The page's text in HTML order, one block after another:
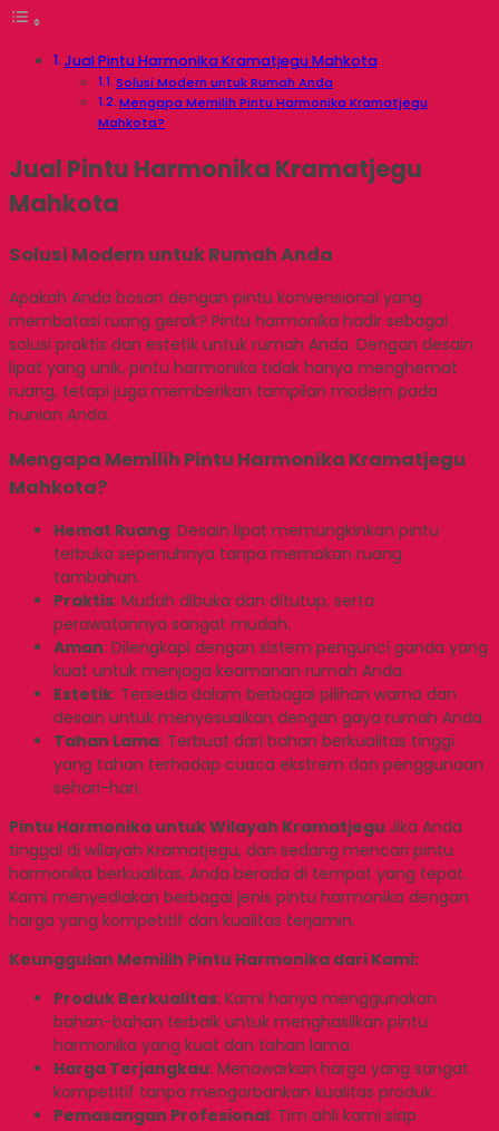
Jual Pintu Harmonika Kramatjegu Mahkota
Solusi Modern untuk Rumah Anda
Mengapa Memilih Pintu Harmonika Kramatjegu
Mahkota?
Jual Pintu Harmonika Kramatjegu
Mahkota
Solusi Modern untuk Rumah Anda
Apakah Anda bosan dengan pintu konvensional yang
membatasi ruang gerak? Pintu harmonika hadir sebagai
solusi praktis dan estetik untuk rumah Anda. Dengan desain
lipat yang unik, pintu harmonika tidak hanya menghemat
ruang, tetapi juga memberikan tampilan modern pada
hunian Anda.
Mengapa Memilih Pintu Harmonika Kramatjegu
Mahkota?
Hemat Ruang: Desain lipat memungkinkan pintu
terbuka sepenuhnya tanpa memakan ruang
tambahan.
Praktis: Mudah dibuka dan ditutup, serta
perawatannya sangat mudah.
Aman: Dilengkapi dengan sistem pengunci ganda yang
kuat untuk menjaga keamanan rumah Anda.
Estetik: Tersedia dalam berbagai pilihan warna dan
desain untuk menyesuaikan dengan gaya rumah Anda.
Tahan Lama: Terbuat dari bahan berkualitas tinggi
yang tahan terhadap cuaca ekstrem dan penggunaan
sehari-hari.
Pintu Harmonika untuk Wilayah Kramatjegu Jika Anda
tinggal di wilayah Kramatjegu, dan sedang mencari pintu
harmonika berkualitas, Anda berada di tempat yang tepat.
Kami menyediakan berbagai jenis pintu harmonika dengan
harga yang kompetitif dan kualitas terjamin.
Keunggulan Memilih Pintu Harmonika dari Kami:
Produk Berkualitas: Kami hanya menggunakan
bahan-bahan terbaik untuk menghasilkan pintu
harmonika yang kuat dan tahan lama.
Harga Terjangkau: Menawarkan harga yang sangat
kompetitif tanpa mengorbankan kualitas produk.
Pemasangan Profesional: Tim ahli kami siap